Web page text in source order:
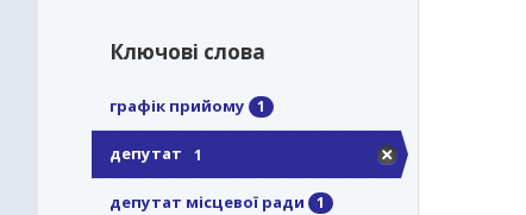
Ключові слова
графік прийому 1
депутат 1
депутат місцевої ради 1